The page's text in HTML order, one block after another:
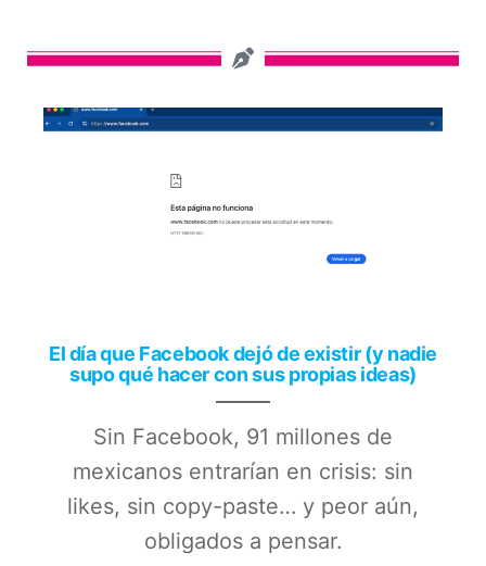
El día que Facebook dejó de existir (y nadie
supo qué hacer con sus propias ideas)
Sin Facebook, 91 millones de
mexicanos entrarían en crisis: sin
likes, sin copy-paste… y peor aún,
obligados a pensar.